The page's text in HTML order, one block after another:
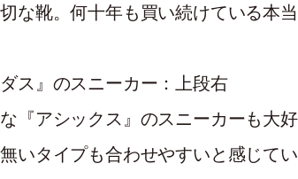
な靴。何十年も買い続けている本当
ダス』のスニーカー：上段右
『アシックス』のスニーカーも大
いタイプも合わせやすいと感じてい